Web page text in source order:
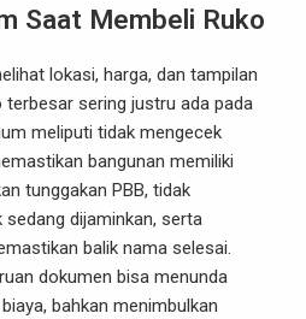
Saat Membeli Ruko
lokasi, harga, dan tampilan
terbesar sering justru ada pada
meliputi tidak mengecek
bangunan memiliki
tunggakan PBB, tidak
dijaminkan, serta
balik nama selesai.
dokumen bisa menunda
bahkan menimbulkan